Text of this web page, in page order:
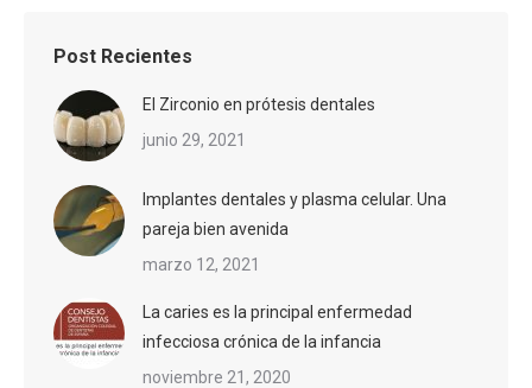
Post Recientes
El Zirconio en prótesis dentales
junio 29, 2021
Implantes dentales y plasma celular. Una
pareja bien avenida
marzo 12, 2021
La caries es la principal enfermedad
infecciosa crónica de la infancia
noviembre 21, 2020